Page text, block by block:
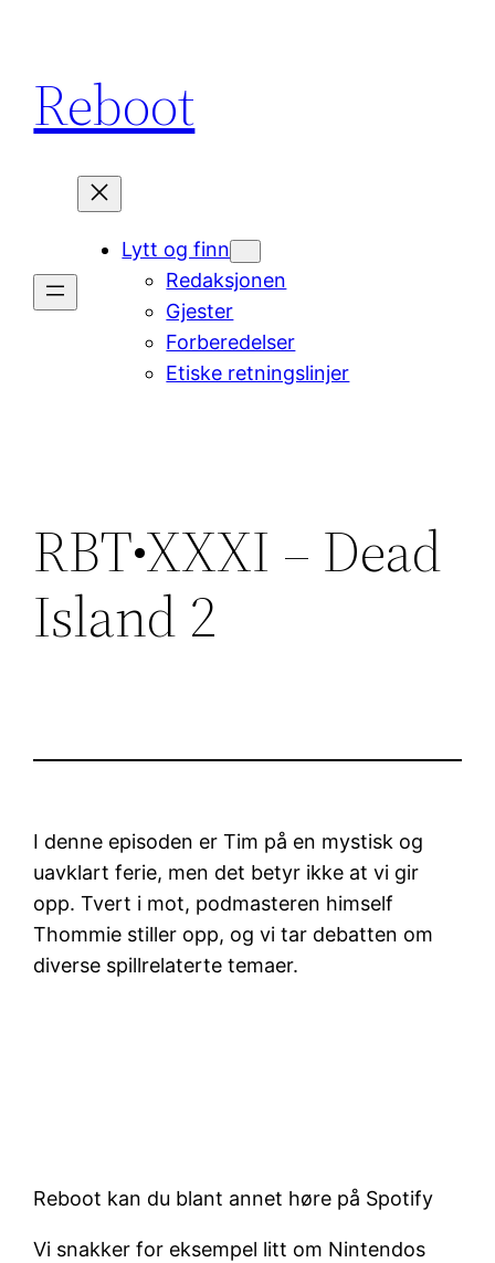
innhold
Reboot
Lytt og finn
Redaksjonen
Gjester
Forberedelser
Etiske retningslinjer
RBT•XXXI – Dead
Island 2
I denne episoden er Tim på en mystisk og
uavklart ferie, men det betyr ikke at vi gir
opp. Tvert i mot, podmasteren himself
Thommie stiller opp, og vi tar debatten om
diverse spillrelaterte temaer.
Reboot kan du blant annet høre på Spotify
Vi snakker for eksempel litt om Nintendos